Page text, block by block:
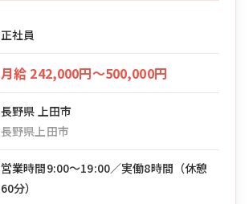
正社員
月給 242,000円〜500,000円
長野県 上田市
長野県上田市
営業時間9:00〜19:00／実働8時間（休憩
60分）